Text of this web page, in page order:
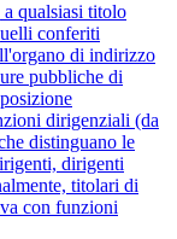
qualsiasi titolo
conferiti
di indirizzo
pubbliche di
dirigenziali (da
distinguano le
dirigenti
titolari di
con funzioni